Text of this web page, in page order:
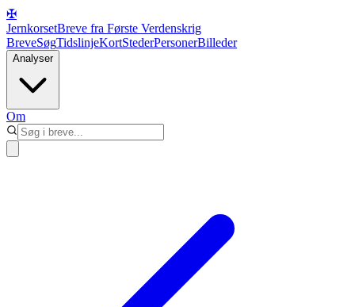
✠
JernkorsetBreve fra Første Verdenskrig
BreveSøgTidslinjeKortStederPersonerBilleder
Analyser
Om